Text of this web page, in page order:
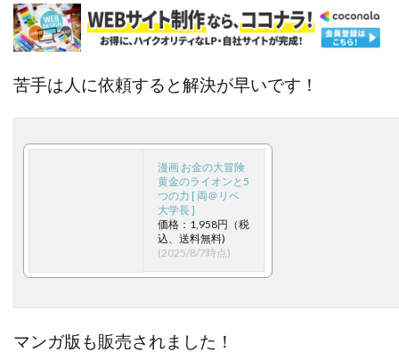
苦手は人に依頼すると解決が早いです！
漫画 お金の大冒険
黄金のライオンと5
つの力 [ 両＠リベ
大学長 ]
価格：1,958円（税
込、送料無料)
(2025/8/7時点)
マンガ版も販売されました！